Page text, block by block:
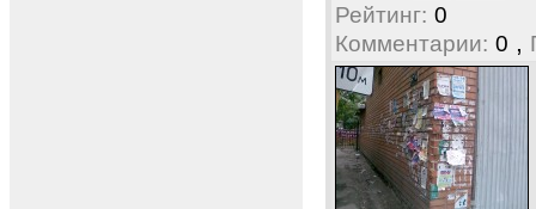
Рейтинг: 0
Комментарии: 0 ,